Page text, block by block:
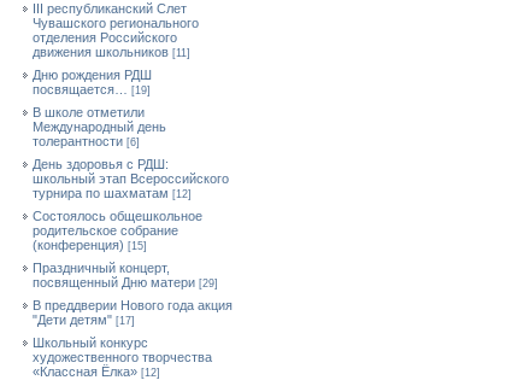
III республиканский Слет
Чувашского регионального
отделения Российского
движения школьников [11]
Дню рождения РДШ
посвящается…
[19]
В школе отметили
Международный день
толерантности [6]
День здоровья с РДШ:
школьный этап Всероссийского
турнира по шахматам [12]
Состоялось общешкольное
родительское собрание
(конференция) [15]
Праздничный концерт,
посвященный Дню матери [29]
В преддверии Нового года акция
"Дети детям" [17]
Школьный конкурс
художественного творчества
«Классная Ёлка» [12]